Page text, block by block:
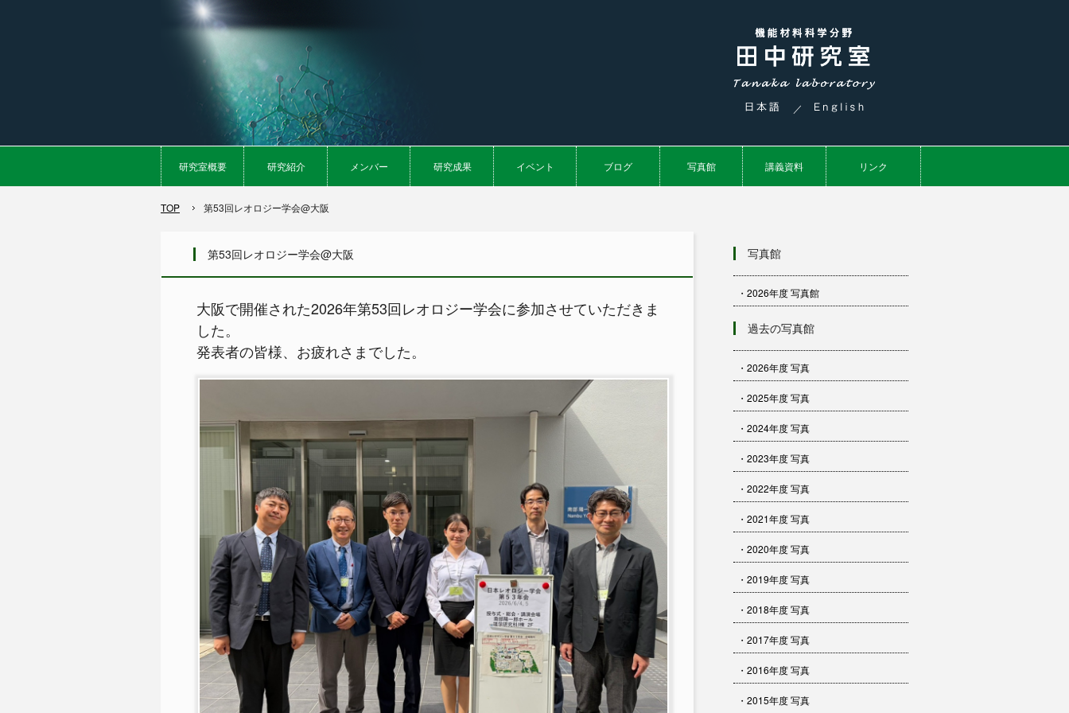
／
研究室概要 研究紹介 メンバー 研究成果 イベント ブログ 写真館 講義資料 リンク
TOP 第53回レオロジー学会@大阪
第53回レオロジー学会@大阪
大阪で開催された2026年第53回レオロジー学会に参加させていただきま
した。
発表者の皆様、お疲れさまでした。
写真館
・2026年度 写真館
過去の写真館
・2026年度 写真
・2025年度 写真
・2024年度 写真
・2023年度 写真
・2022年度 写真
・2021年度 写真
・2020年度 写真
・2019年度 写真
・2018年度 写真
・2017年度 写真
・2016年度 写真
・2015年度 写真